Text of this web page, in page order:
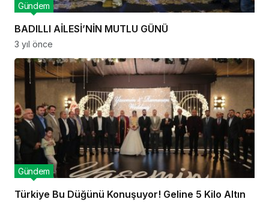
BADILLI AİLESİ’NİN MUTLU GÜNÜ
Gündem
3 yıl önce
Türkiye Bu Düğünü Konuşuyor! Geline 5 Kilo Altın
Gündem